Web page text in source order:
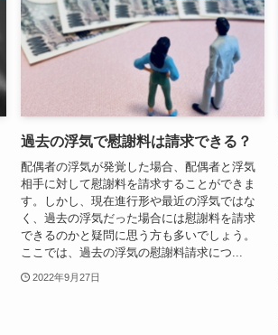
過去の浮気で慰謝料は請求できる？
配偶者の浮気が発覚した場合、配偶者と浮気
相手に対して慰謝料を請求することができま
す。しかし、現在進行形や最近の浮気ではな
く、過去の浮気だった場合には慰謝料を請求
できるのかと疑問に思う方も多いでしょう。
ここでは、過去の浮気の慰謝料請求につ...
2022年9月27日